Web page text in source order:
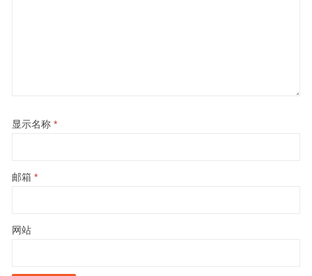
显示名称 *
邮箱 *
网站